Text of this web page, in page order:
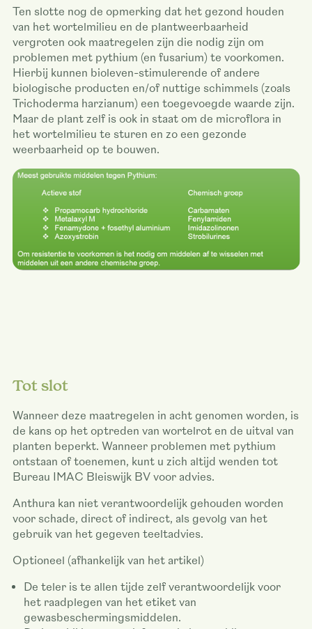
Ten slotte nog de opmerking dat het gezond houden
van het wortelmilieu en de plantweerbaarheid
vergroten ook maatregelen zijn die nodig zijn om
problemen met pythium (en fusarium) te voorkomen.
Hierbij kunnen bioleven-stimulerende of andere
biologische producten en/of nuttige schimmels (zoals
Trichoderma harzianum) een toegevoegde waarde zijn.
Maar de plant zelf is ook in staat om de microflora in
het wortelmilieu te sturen en zo een gezonde
weerbaarheid op te bouwen.
Tot slot
Wanneer deze maatregelen in acht genomen worden, is
de kans op het optreden van wortelrot en de uitval van
planten beperkt. Wanneer problemen met pythium
ontstaan of toenemen, kunt u zich altijd wenden tot
Bureau IMAC Bleiswijk BV voor advies.
Anthura kan niet verantwoordelijk gehouden worden
voor schade, direct of indirect, als gevolg van het
gebruik van het gegeven teeltadvies.
Optioneel (afhankelijk van het artikel)
De teler is te allen tijde zelf verantwoordelijk voor
het raadplegen van het etiket van
gewasbeschermingsmiddelen.